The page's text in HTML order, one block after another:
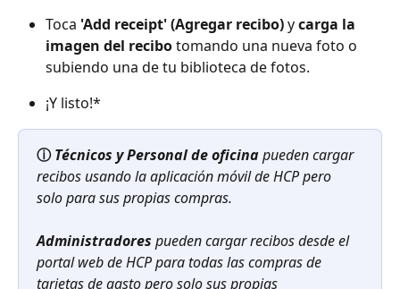
Toca 'Add receipt' (Agregar recibo) y carga la
imagen del recibo tomando una nueva foto o
subiendo una de tu biblioteca de fotos.
¡Y listo!*
ⓘ Técnicos yPersonal de oficina pueden cargar
recibos usando la aplicación móvil de HCP pero
solo para sus propias compras.
Administradores pueden cargar recibos desde el
portal web de HCP para todas las compras de
tarjetas de gasto pero solo sus propias